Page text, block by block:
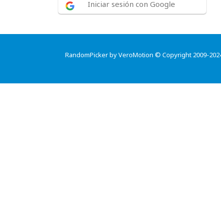
Iniciar sesión con Google
RandomPicker by VeroMotion © Copyright 2009-